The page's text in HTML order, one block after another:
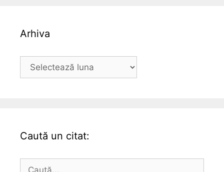
Arhiva
Arhiva
Caută un citat:
Caută